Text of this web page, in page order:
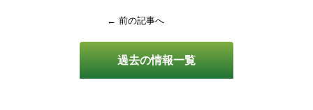
過去の情報一覧
← 前の記事へ